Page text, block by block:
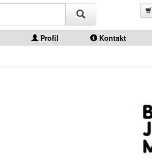
Profil Kontakt